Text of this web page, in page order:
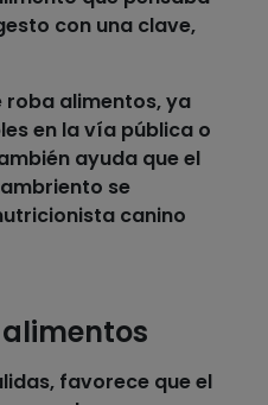
con una clave,
roba alimentos, ya
en la vía pública o
ayuda que el
se
canino
favorece que el